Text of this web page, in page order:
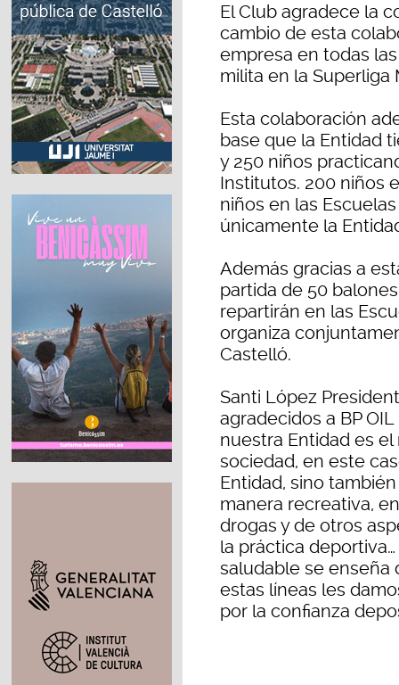
El Club agradece la
cambio de esta
empresa en todas
milita en la Superliga
Esta colaboración
base que la Entidad
y 250 niños
Institutos. 200 niños
niños en las
únicamente la
Además gracias a
partida de 50
repartirán en las
organiza
Castelló.
Santi López
agradecidos a BP
nuestra Entidad es
sociedad, en este
Entidad, sino
manera recreativa,
drogas y de otros
la práctica
saludable se enseña
estas líneas les
por la confianza